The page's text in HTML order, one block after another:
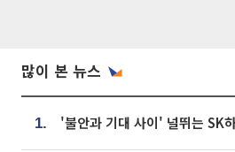
많이 본 뉴스
1.